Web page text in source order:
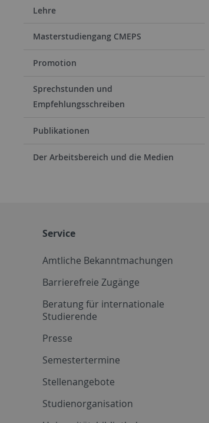
Lehre
Masterstudiengang CMEPS
Promotion
Sprechstunden und
Empfehlungsschreiben
Publikationen
Der Arbeitsbereich und die Medien
Service
Amtliche Bekanntmachungen
Barrierefreie Zugänge
Beratung für internationale
Studierende
Presse
Semestertermine
Stellenangebote
Studienorganisation